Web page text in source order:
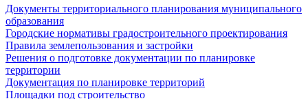
Документы территориального планирования муниципального
образования
Городские нормативы градостроительного проектирования
Правила землепользования и застройки
Решения о подготовке документации по планировке
территории
Документация по планировке территорий
Площадки под строительство